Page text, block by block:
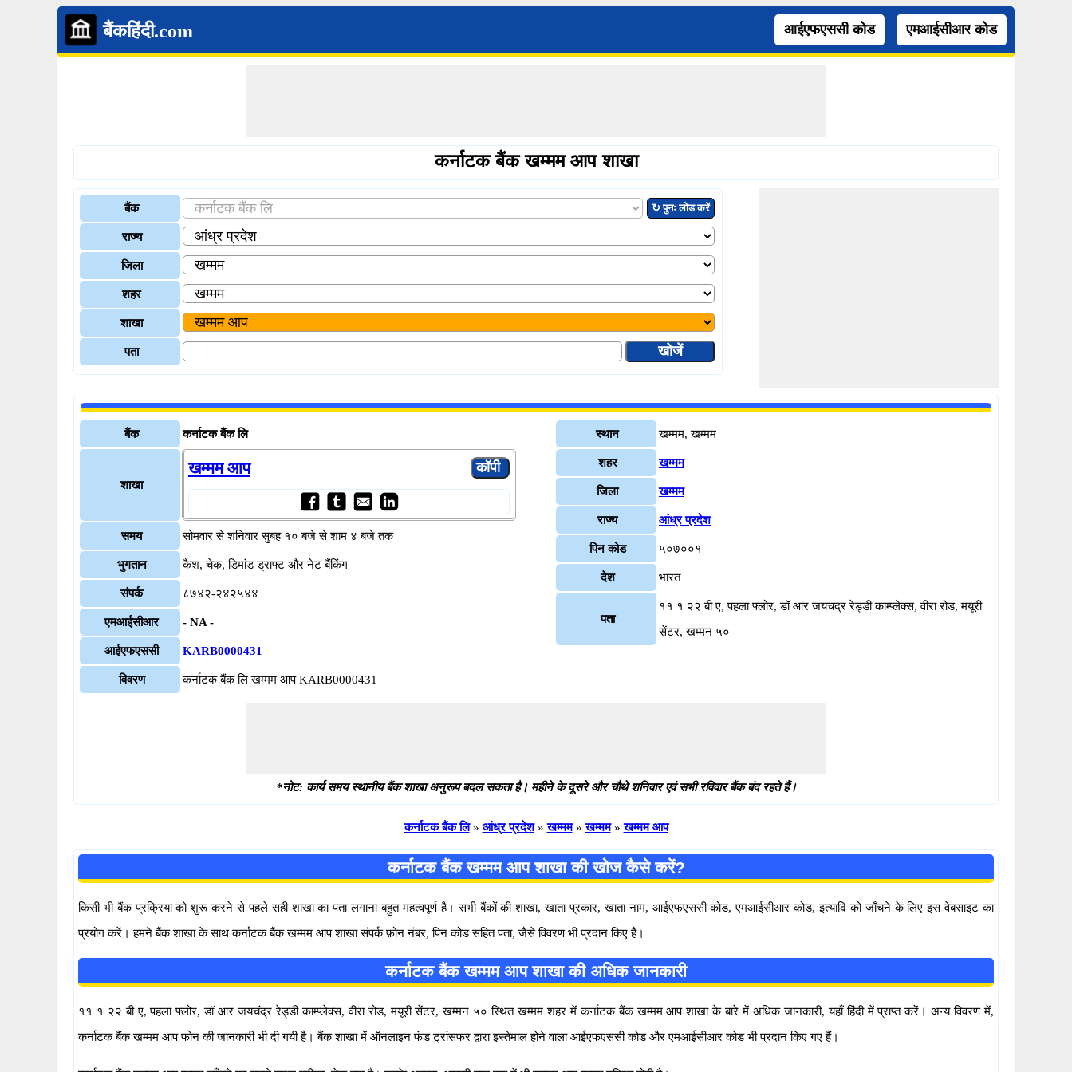
बैंकहिंदी.com आईएफएससी कोड एमआईसीआर कोड
कर्नाटक बैंक खम्मम आप शाखा
बैंक ↻ पुनः लोड करें
राज्य
जिला
शहर
शाखा
पता
बैंक कर्नाटक बैंक लि
शाखा
खम्मम आप
समय सोमवार से शनिवार सुबह १० बजे से शाम ४ बजे तक
भुगतान कैश, चेक, डिमांड ड्राफ्ट और नेट बैंकिंग
संपर्क ८७४२-२४२५४४
एमआईसीआर - NA -
आईएफएससी KARB0000431
विवरण कर्नाटक बैंक लि खम्मम आप KARB0000431
स्थान खम्मम, खम्मम
शहर खम्मम
जिला खम्मम
राज्य आंध्र प्रदेश
पिन कोड ५०७००१
देश भारत
पता
११ १ २२ बी ए, पहला फ्लोर, डॉ आर जयचंद्र रेड्डी काम्प्लेक्स, वीरा रोड, मयूरी
सेंटर, खम्मन ५०
*नोट: कार्य समय स्थानीय बैंक शाखा अनुरूप बदल सकता है। महीने के दूसरे और चौथे शनिवार एवं सभी रविवार बैंक बंद रहते हैं।
कर्नाटक बैंक लि » आंध्र प्रदेश » खम्मम » खम्मम » खम्मम आप
कर्नाटक बैंक खम्मम आप शाखा की खोज कैसे करें?
किसी भी बैंक प्रक्रिया को शुरू करने से पहले सही शाखा का पता लगाना बहुत महत्वपूर्ण है। सभी बैंकों की शाखा, खाता प्रकार, खाता नाम, आईएफएससी कोड, एमआईसीआर कोड, इत्यादि को जाँचने के लिए इस वेबसाइट का
प्रयोग करें। हमने बैंक शाखा के साथ कर्नाटक बैंक खम्मम आप शाखा संपर्क फ़ोन नंबर, पिन कोड सहित पता, जैसे विवरण भी प्रदान किए हैं।
कर्नाटक बैंक खम्मम आप शाखा की अधिक जानकारी
११ १ २२ बी ए, पहला फ्लोर, डॉ आर जयचंद्र रेड्डी काम्प्लेक्स, वीरा रोड, मयूरी सेंटर, खम्मन ५० स्थित खम्मम शहर में कर्नाटक बैंक खम्मम आप शाखा के बारे में अधिक जानकारी, यहाँ हिंदी में प्राप्त करें। अन्य विवरण में,
कर्नाटक बैंक खम्मम आप फोन की जानकारी भी दी गयी है। बैंक शाखा में ऑनलाइन फंड ट्रांसफर द्वारा इस्तेमाल होने वाला आईएफएससी कोड और एमआईसीआर कोड भी प्रदान किए गए हैं।